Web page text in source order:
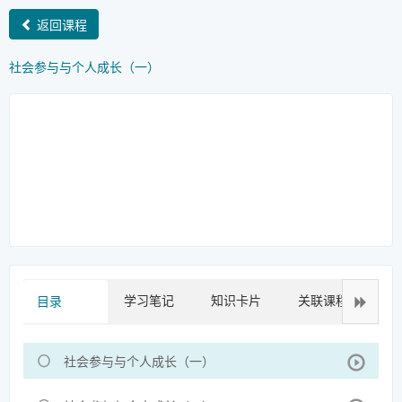
返回课程
社会参与与个人成长（一）
目录 学习笔记 知识卡片 关联课程
社会参与与个人成长（一）